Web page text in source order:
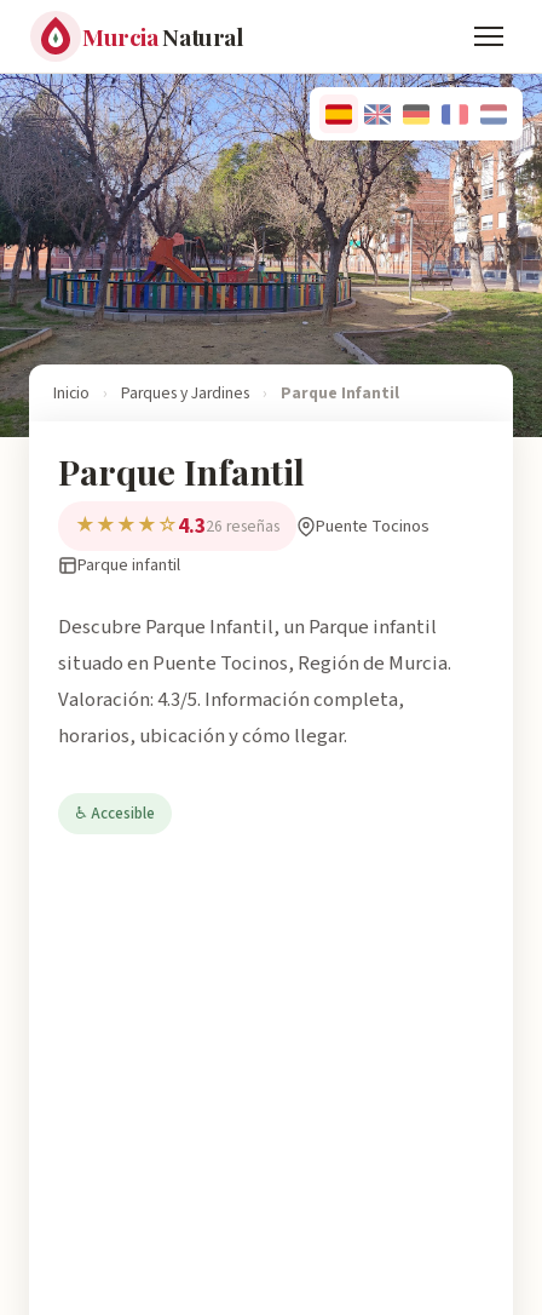
MurciaNatural
Inicio › Parques y Jardines › Parque Infantil
Parque Infantil
★★★★☆4.326 reseñas
Puente Tocinos
Parque infantil
Descubre Parque Infantil, un Parque infantil
situado en Puente Tocinos, Región de Murcia.
Valoración: 4.3/5. Información completa,
horarios, ubicación y cómo llegar.
♿ Accesible